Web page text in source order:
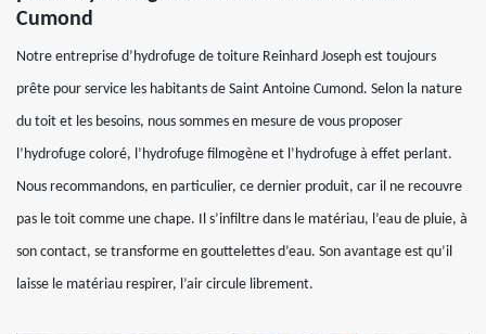
Cumond
Notre entreprise d’hydrofuge de toiture Reinhard Joseph est toujours
prête pour service les habitants de Saint Antoine Cumond. Selon la nature
du toit et les besoins, nous sommes en mesure de vous proposer
l’hydrofuge coloré, l’hydrofuge filmogène et l’hydrofuge à effet perlant.
Nous recommandons, en particulier, ce dernier produit, car il ne recouvre
pas le toit comme une chape. Il s’infiltre dans le matériau, l’eau de pluie, à
son contact, se transforme en gouttelettes d’eau. Son avantage est qu’il
laisse le matériau respirer, l’air circule librement.